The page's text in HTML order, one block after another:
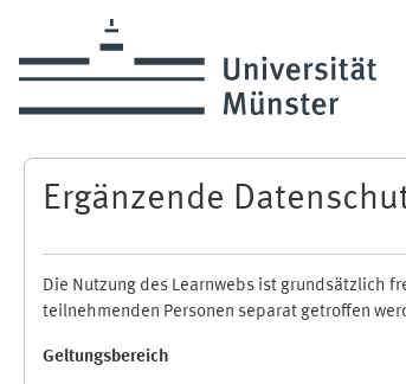
Ergänzende
Die Nutzung des Learnwebs ist grundsätzlich
teilnehmenden Personen separat getroffen
Geltungsbereich